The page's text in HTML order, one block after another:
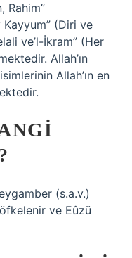
Rahim”
Kayyum” (Diri ve
ve’l-İkram” (Her
Allah’ın
Allah’ın en
(s.a.v.)
ve Eûzü